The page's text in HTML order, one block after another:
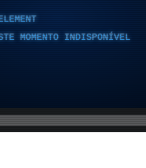
MOMENTO INDISPONÍVEL